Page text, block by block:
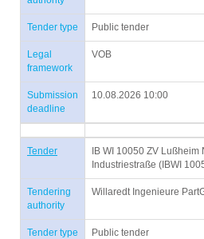
Tender type Public tender
Legal
framework
VOB
Submission
deadline
10.08.2026 10:00
Tender
IB WI 10050 ZV
Industriestraße (IBWI
Tendering
authority
Willaredt Ingenieure
Tender type Public tender